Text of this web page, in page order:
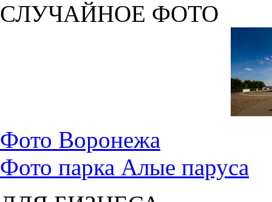
СЛУЧАЙНОЕ ФОТО
Фото Воронежа
Фото парка Алые паруса